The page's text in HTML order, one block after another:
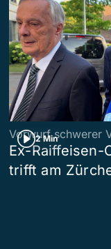
2 Min
Vorwurf schwerer
Ex-Raiffeisen-
trifft am